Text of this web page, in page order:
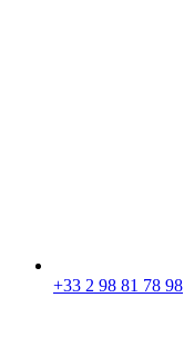
+33 2 98 81 78 98